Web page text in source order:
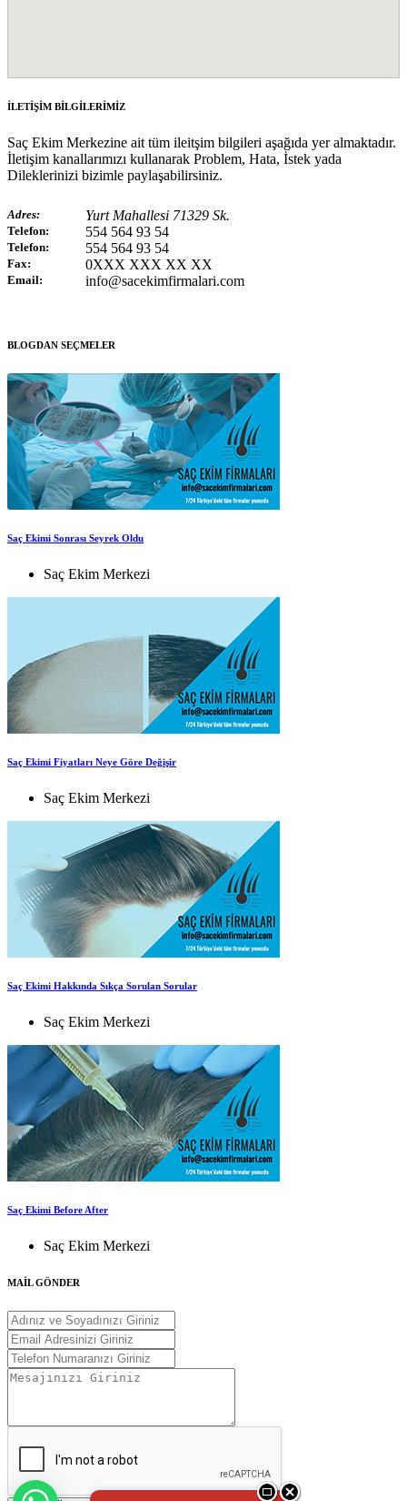
İLETİŞİM BİLGİLERİMİZ
Saç Ekim Merkezine ait tüm ileitşim bilgileri aşağıda yer almaktadır.
İletişim kanallarımızı kullanarak Problem, Hata, İstek yada
Dileklerinizi bizimle paylaşabilirsiniz.
Adres: Yurt Mahallesi 71329 Sk.
Telefon: 554 564 93 54
Telefon: 554 564 93 54
Fax: 0XXX XXX XX XX
Email: info@sacekimfirmalari.com
BLOGDAN SEÇMELER
Saç Ekimi Sonrası Seyrek Oldu
Saç Ekim Merkezi
Saç Ekimi Fiyatları Neye Göre Değişir
Saç Ekim Merkezi
Saç Ekimi Hakkında Sıkça Sorulan Sorular
Saç Ekim Merkezi
Saç Ekimi Before After
Saç Ekim Merkezi
MAİL GÖNDER